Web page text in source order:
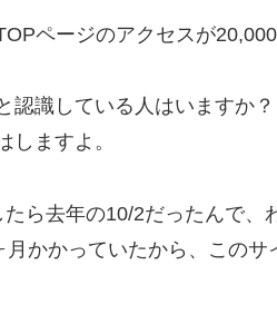
ページのアクセスが20,000
認識している人はいますか？
しますよ。
ら去年の10/2だったんで、
かかっていたから、この